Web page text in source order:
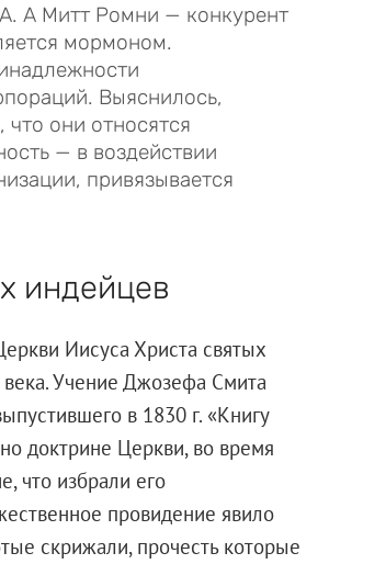
А Митт Ромни — конкурент
мормоном.
Выяснилось,
они относятся
— в воздействии
привязывается
индейцев
Иисуса Христа святых
Учение Джозефа Смита
в 1830 г. «Книгу
доктрине Церкви, во время
что избрали его
провидение явило
скрижали, прочесть которые